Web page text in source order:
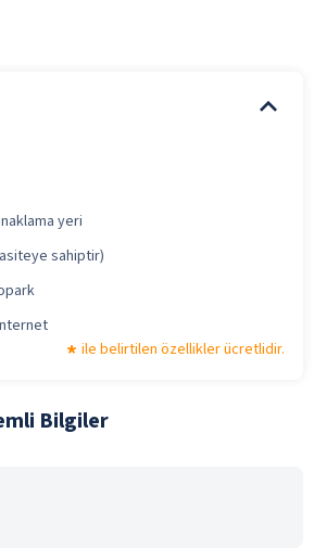
yeri
sahiptir)
ile belirtilen özellikler ücretlidir.
Bilgiler